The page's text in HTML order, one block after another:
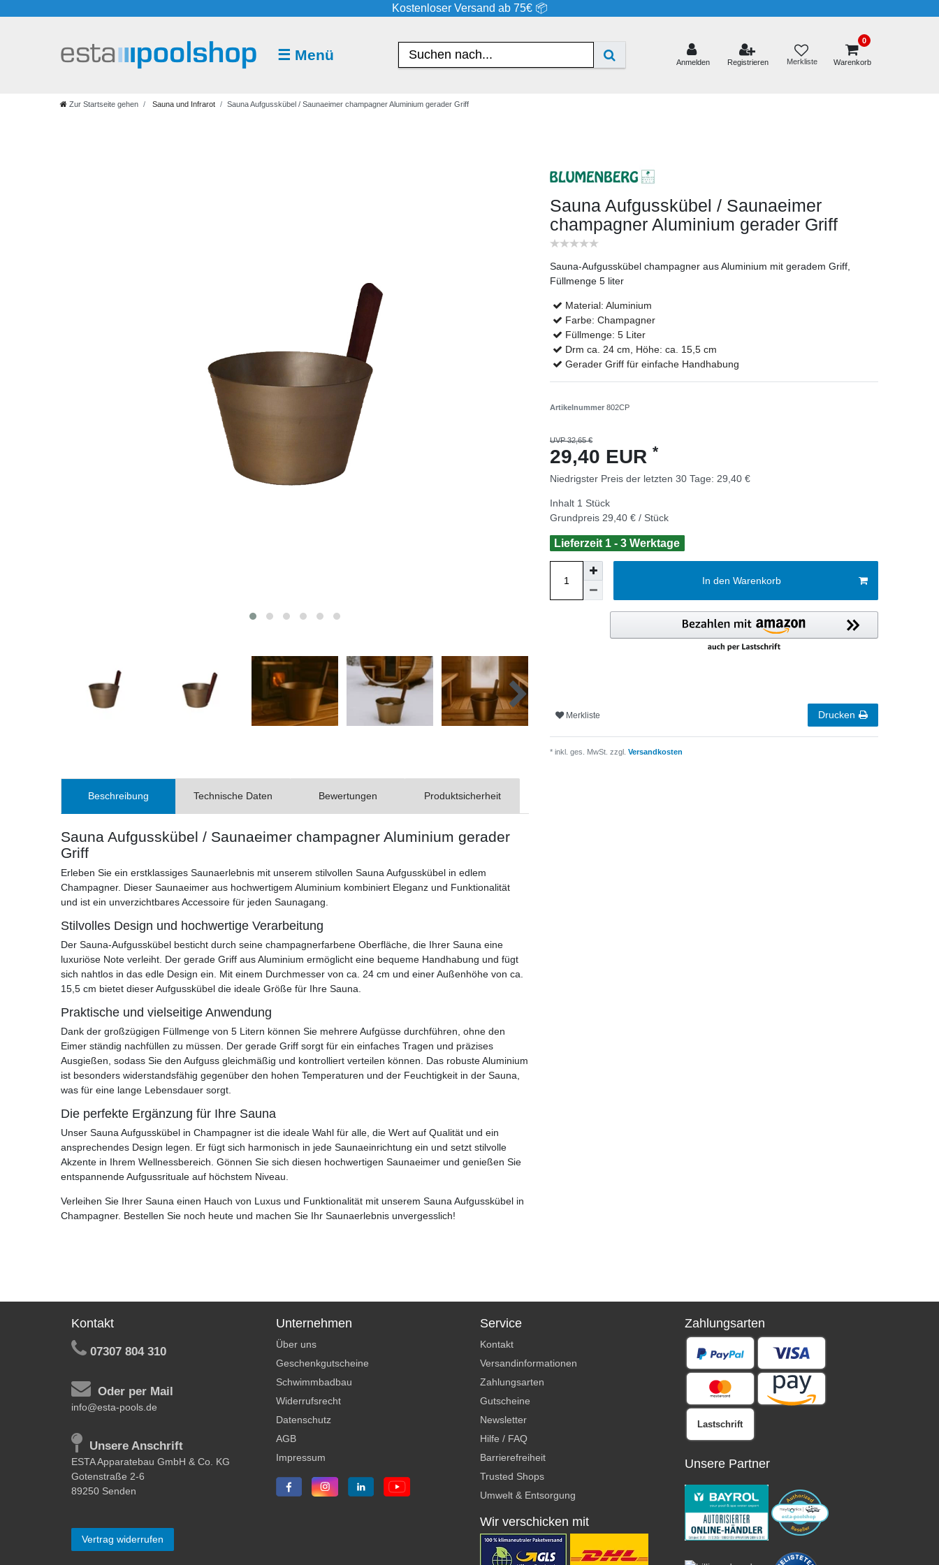
Kostenloser Versand ab 75€ 📦
☰ Menü Anmelden Registrieren Merkliste
0
Warenkorb
Zur Startseite gehen Sauna und Infrarot Sauna Aufgusskübel / Saunaeimer champagner Aluminium gerader Griff
Sauna Aufgusskübel / Saunaeimer
champagner Aluminium gerader Griff
Sauna-Aufgusskübel champagner aus Aluminium mit geradem Griff,
Füllmenge 5 liter
Material: Aluminium
Farbe: Champagner
Füllmenge: 5 Liter
Drm ca. 24 cm, Höhe: ca. 15,5 cm
Gerader Griff für einfache Handhabung
Artikelnummer 802CP
UVP 32,65 €
29,40 EUR *
Niedrigster Preis der letzten 30 Tage: 29,40 €
Inhalt 1 Stück
Grundpreis 29,40 € / Stück
Lieferzeit 1 - 3 Werktage
In den Warenkorb
Merkliste Drucken
* inkl. ges. MwSt. zzgl. Versandkosten
Beschreibung Technische Daten Bewertungen Produktsicherheit
Sauna Aufgusskübel / Saunaeimer champagner Aluminium gerader
Griff
Erleben Sie ein erstklassiges Saunaerlebnis mit unserem stilvollen Sauna Aufgusskübel in edlem
Champagner. Dieser Saunaeimer aus hochwertigem Aluminium kombiniert Eleganz und Funktionalität
und ist ein unverzichtbares Accessoire für jeden Saunagang.
Stilvolles Design und hochwertige Verarbeitung
Der Sauna-Aufgusskübel besticht durch seine champagnerfarbene Oberfläche, die Ihrer Sauna eine
luxuriöse Note verleiht. Der gerade Griff aus Aluminium ermöglicht eine bequeme Handhabung und fügt
sich nahtlos in das edle Design ein. Mit einem Durchmesser von ca. 24 cm und einer Außenhöhe von ca.
15,5 cm bietet dieser Aufgusskübel die ideale Größe für Ihre Sauna.
Praktische und vielseitige Anwendung
Dank der großzügigen Füllmenge von 5 Litern können Sie mehrere Aufgüsse durchführen, ohne den
Eimer ständig nachfüllen zu müssen. Der gerade Griff sorgt für ein einfaches Tragen und präzises
Ausgießen, sodass Sie den Aufguss gleichmäßig und kontrolliert verteilen können. Das robuste Aluminium
ist besonders widerstandsfähig gegenüber den hohen Temperaturen und der Feuchtigkeit in der Sauna,
was für eine lange Lebensdauer sorgt.
Die perfekte Ergänzung für Ihre Sauna
Unser Sauna Aufgusskübel in Champagner ist die ideale Wahl für alle, die Wert auf Qualität und ein
ansprechendes Design legen. Er fügt sich harmonisch in jede Saunaeinrichtung ein und setzt stilvolle
Akzente in Ihrem Wellnessbereich. Gönnen Sie sich diesen hochwertigen Saunaeimer und genießen Sie
entspannende Aufgussrituale auf höchstem Niveau.
Verleihen Sie Ihrer Sauna einen Hauch von Luxus und Funktionalität mit unserem Sauna Aufgusskübel in
Champagner. Bestellen Sie noch heute und machen Sie Ihr Saunaerlebnis unvergesslich!
Kontakt
07307 804 310
Oder per Mail
info@esta-pools.de
Unsere Anschrift
ESTA Apparatebau GmbH & Co. KG
Gotenstraße 2-6
89250 Senden
Vertrag widerrufen
Unternehmen
Über uns
Geschenkgutscheine
Schwimmbadbau
Widerrufsrecht
Datenschutz
AGB
Impressum
Service
Kontakt
Versandinformationen
Zahlungsarten
Gutscheine
Newsletter
Hilfe / FAQ
Barrierefreiheit
Trusted Shops
Umwelt & Entsorgung
Wir verschicken mit
Zahlungsarten
Lastschrift
Unsere Partner